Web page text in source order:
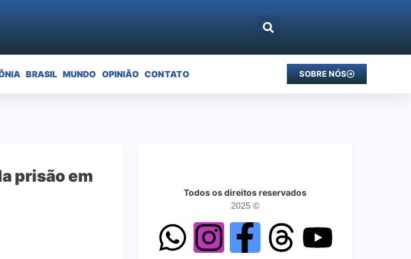
BRASIL MUNDO OPINIÃO CONTATO SOBRE NÓS
prisão em
Todos os direitos reservados
2025 ©